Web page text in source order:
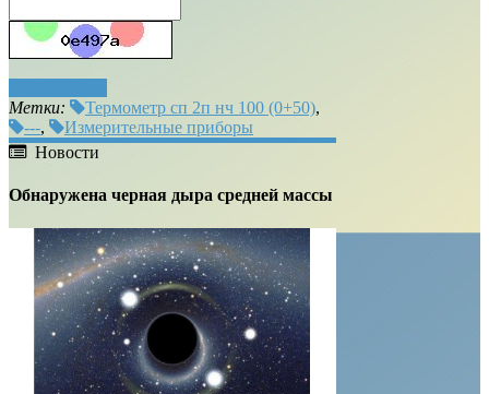
Метки:
Термометр сп 2п нч 100 (0+50),
---,
Измерительные приборы
Новости
Обнаружена черная дыра средней массы